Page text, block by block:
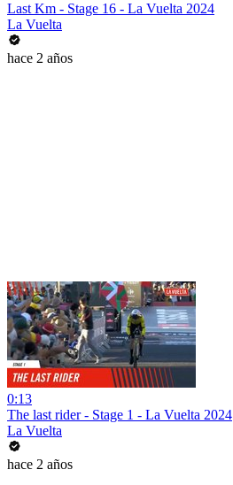
Last Km - Stage 16 - La Vuelta 2024
La Vuelta
hace 2 años
0:13
The last rider - Stage 1 - La Vuelta 2024
La Vuelta
hace 2 años